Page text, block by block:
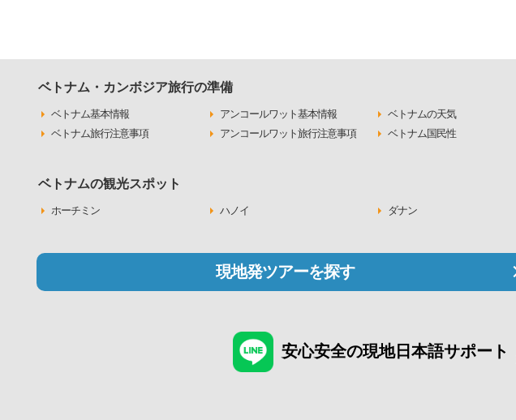
ベトナム・カンボジア旅行の準備
ベトナム基本情報 アンコールワット基本情報 ベトナムの天気
ベトナム旅行注意事項
アンコールワット旅行注意事項 ベトナム国民性
ベトナムの観光スポット
ホーチミン ハノイ ダナン
現地発ツアーを探す
安心安全の現地日本語サポート